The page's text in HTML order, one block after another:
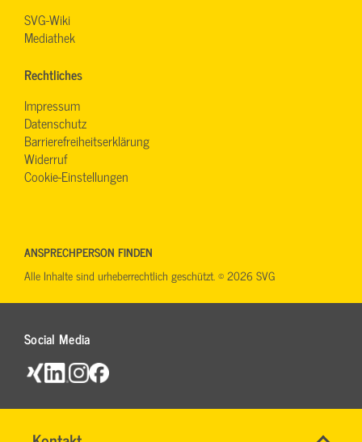
Name*
SVG-Wiki
Mediathek
Rechtliches
Impressum
Datenschutz
Barrierefreiheitserklärung
Widerruf
Cookie-Einstellungen
Social Media
ANSPRECHPERSON FINDEN
Alle Inhalte sind urheberrechtlich geschützt. © 2026 SVG